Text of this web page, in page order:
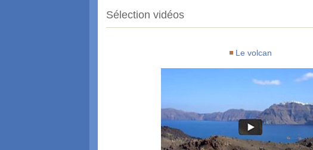
Sélection vidéos
Le volcan